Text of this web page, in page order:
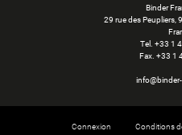
Binder
29 rue des Peupliers,
Tel. +33 1
Fax. +33 1
Connexion Conditions